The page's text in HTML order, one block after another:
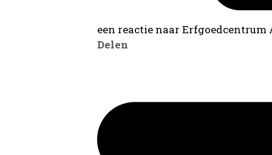
een reactie naar
Delen